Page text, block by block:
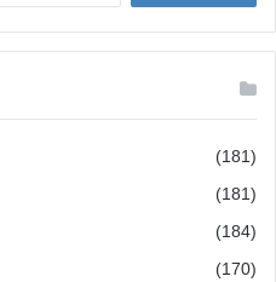
á
(181)
(181)
(184)
(170)